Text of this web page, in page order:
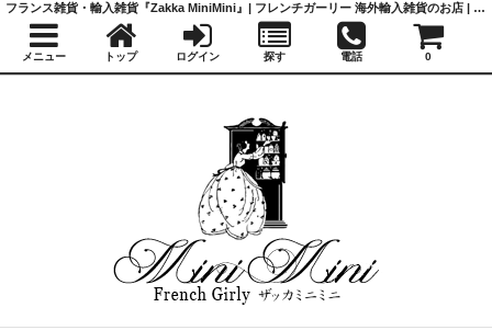
フランス雑貨・輸入雑貨『Zakka MiniMini』| フレンチガーリー 海外輸入雑貨のお店 | かわいい雑貨 | 蚤の市 | アンティーク
メニュー トップ ログイン 探す 電話 0